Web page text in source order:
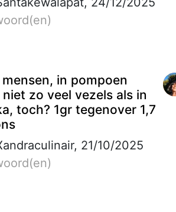
in pompoen
zo veel vezels als in
toch? 1gr tegenover 1,7
21/10/2025